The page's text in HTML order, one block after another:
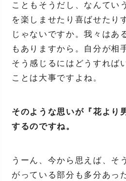
こともそうだし、なんてい
を楽しませたり喜ばせたり
じゃないですか。我々はあ
もありますから。自分が相
そう感じるにはどうすれば
ことは大事ですよね。
そのような思いが『花より
するのですね。
うーん、今から思えば、そ
がっている部分も多分あっ